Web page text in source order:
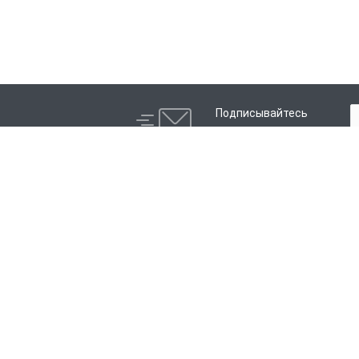
Подписывайтесь
на новости и акции: